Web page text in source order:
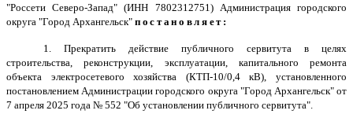
"Россети Северо-Запад" (ИНН 7802312751) Администрация городского
округа "Город Архангельск" постановляет:
1. Прекратить действие публичного сервитута в целях
строительства, реконструкции, эксплуатации, капитального ремонта
объекта электросетевого хозяйства (КТП-10/0,4 кВ), установленного
постановлением Администрации городского округа "Город Архангельск" от
7 апреля 2025 года № 552 "Об установлении публичного сервитута".